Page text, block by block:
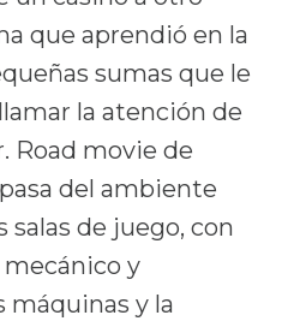
que aprendió en la
sumas que le
la atención de
Road movie de
del ambiente
salas de juego, con
y
máquinas y la